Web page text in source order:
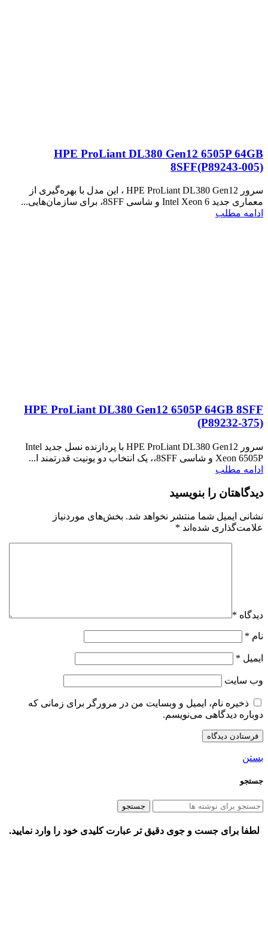
HPE ProLiant DL380 Gen12 6505P 64GB
8SFF(P89243‑005)
سرور HPE ProLiant DL380 Gen12 ، این مدل با بهره‌گیری از
معماری جدید Intel Xeon 6 و شاسی 8SFF، برای سازمان‌هایی...
ادامه مطلب
HPE ProLiant DL380 Gen12 6505P 64GB 8SFF
(P89232‑375)
سرور HPE ProLiant DL380 Gen12 با پردازنده نسل جدید Intel
Xeon 6505P و شاسی 8SFF،، یک انتخاب دو یونیت قدرتمند ا...
ادامه مطلب
دیدگاهتان را بنویسید
نشانی ایمیل شما منتشر نخواهد شد. بخش‌های موردنیاز
علامت‌گذاری شده‌اند *
دیدگاه *
نام *
ایمیل *
وب‌ سایت
ذخیره نام، ایمیل و وبسایت من در مرورگر برای زمانی که
دوباره دیدگاهی می‌نویسم.
بستن
جستجو
جستجو
لطفا برای جست و جوی دقیق تر عبارت کلیدی خود را وارد نمایید.